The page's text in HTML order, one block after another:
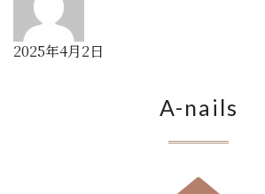
2025年4月2日
A-nails